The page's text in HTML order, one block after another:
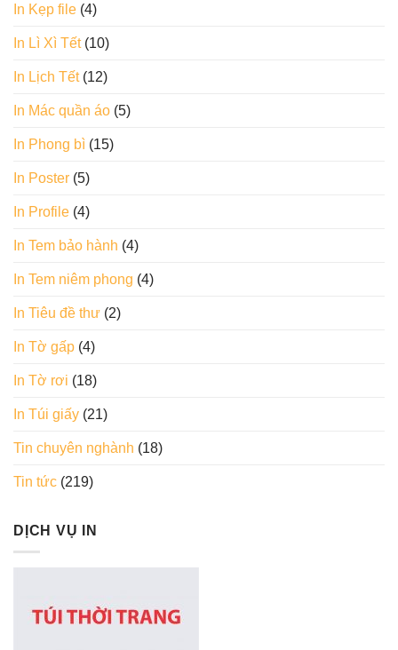
In Kẹp file (4)
In Lì Xì Tết(10)
In Lịch Tết(12)
In Mác quần áo (5)
In Phong bì (15)
In Poster (5)
In Profile (4)
In Tem bảo hành (4)
In Tem niêm phong (4)
In Tiêu đề thư (2)
In Tờ gấp (4)
In Tờ rơi (18)
In Túi giấy (21)
Tin chuyên nghành (18)
Tin tức (219)
DỊCH VỤ IN